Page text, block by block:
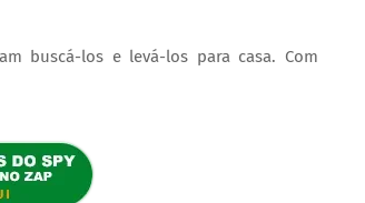
buscá-los e levá-los para casa. Com